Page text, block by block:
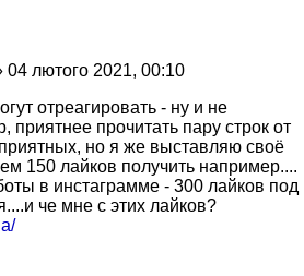
04 лютого 2021, 00:10
отреагировать - ну и не
приятнее прочитать пару строк от
но я же выставляю своё
150 лайков получить например....
в инстаграмме - 300 лайков под
че мне с этих лайков?